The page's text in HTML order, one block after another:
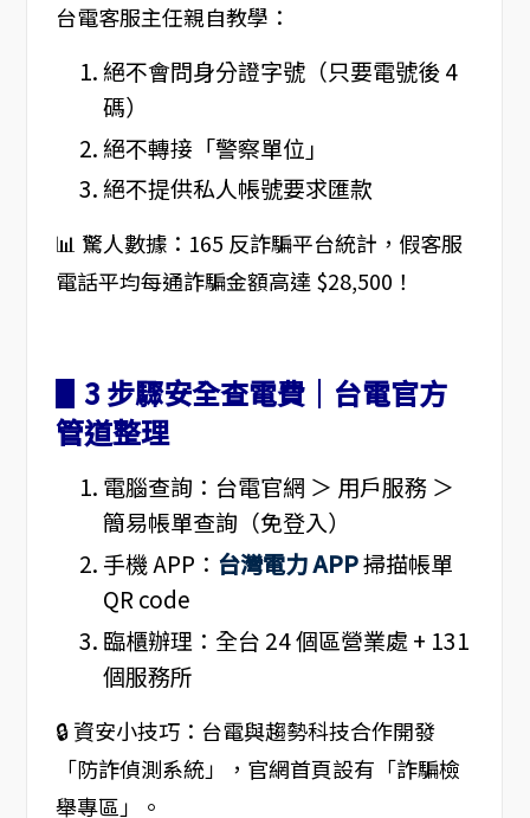
台電客服主任親自教學：
絕不會問身分證字號（只要電號後 4
碼）
絕不轉接「警察單位」
絕不提供私人帳號要求匯款
📊 驚人數據：165 反詐騙平台統計，假客服
電話平均每通詐騙金額高達 $28,500！
▋3 步驟安全查電費｜台電官方
管道整理
電腦查詢：台電官網 ＞ 用戶服務 ＞
簡易帳單查詢（免登入）
手機 APP： 台灣電力 APP掃描帳單
QR code
臨櫃辦理：全台 24 個區營業處 + 131
個服務所
🔒 資安小技巧：台電與趨勢科技合作開發
「防詐偵測系統」，官網首頁設有「詐騙檢
舉專區」。